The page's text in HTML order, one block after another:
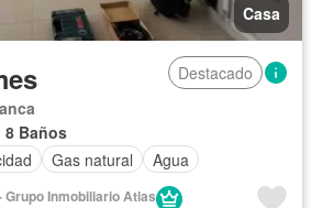
Casa
Destacado
8 Baños
Gas natural Agua
Grupo Inmobiliario Atlas